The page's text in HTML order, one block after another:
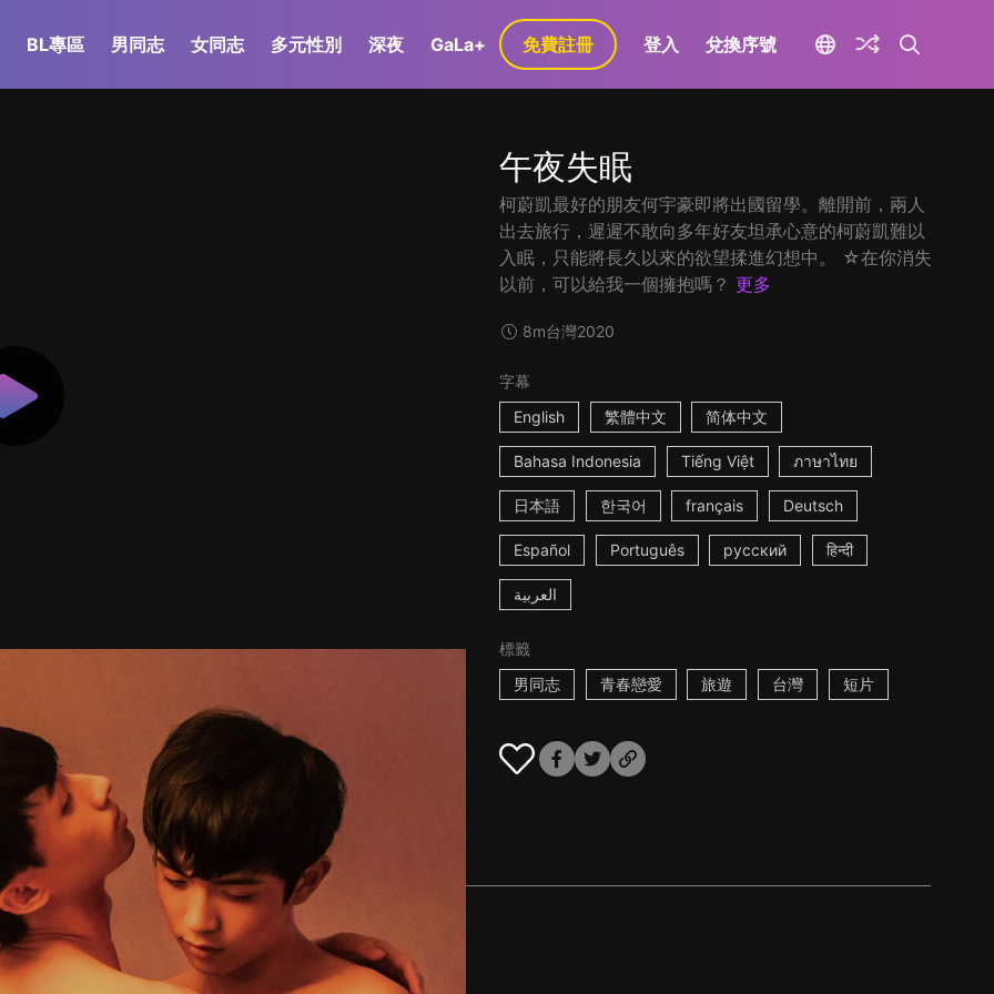
BL專區 男同志 女同志 多元性別 深夜 GaLa+ 免費註冊 登入 兌換序號
午夜失眠
柯蔚凱最好的朋友何宇豪即將出國留學。離開前，兩人
出去旅行，遲遲不敢向多年好友坦承心意的柯蔚凱難以
入眠，只能將長久以來的欲望揉進幻想中。 ☆在你消失
以前，可以給我一個擁抱嗎？ 更多
8m台灣2020
字幕
English
繁體中文 简体中文
Bahasa Indonesia Tiếng Việt ภาษาไทย
日本語 한국어 français Deutsch
Español Português русский हिन्दी
العربية
標籤
男同志
青春戀愛 旅遊 台灣 短片